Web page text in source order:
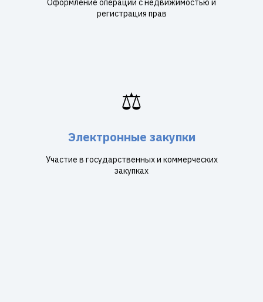
Оформление операций с недвижимостью и
регистрация прав
⚖️
Электронные закупки
Участие в государственных и коммерческих
закупках